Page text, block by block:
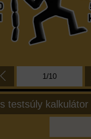
1/10
testsúly kalkulátor